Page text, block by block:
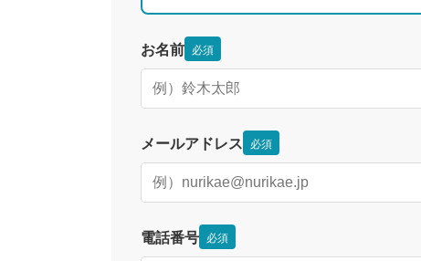
お名前 必須
メールアドレス 必須
電話番号 必須